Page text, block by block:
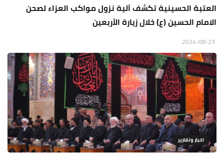
العتبة الحسينية تكشف آلية نزول مواكب العزاء لصحن
الامام الحسين (ع) خلال زيارة الأربعين
اخبار وتقارير